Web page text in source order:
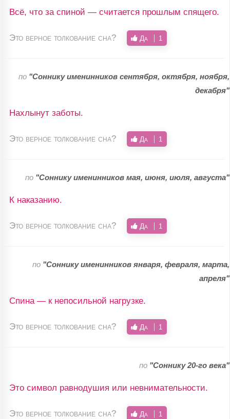
Всё, что за спиной — считается прошлым спящего.
Это верное толкование сна? Да 1
по "Соннику именинников сентября, октября, ноября,
декабря"
Нахлынут заботы.
Это верное толкование сна? Да 1
по "Соннику именинников мая, июня, июля, августа"
К наказанию.
Это верное толкование сна? Да 1
по "Соннику именинников января, февраля, марта,
апреля"
Спина — к непосильной нагрузке.
Это верное толкование сна? Да 1
по "Соннику 20-го века"
Это символ равнодушия или невнимательности.
Это верное толкование сна? Да 1